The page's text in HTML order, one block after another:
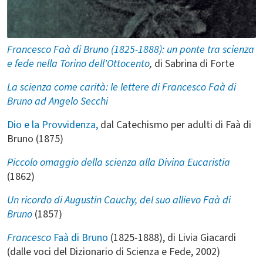
Francesco Faà di Bruno (1825-1888): un ponte tra scienza
e fede nella Torino dell'Ottocento, di Sabrina di Forte
La scienza come carità: le lettere di Francesco Faà di
Bruno ad Angelo Secchi
Dio e la Provvidenza, dal Catechismo per adulti di Faà di
Bruno (1875)
Piccolo omaggio della scienza alla Divina Eucaristia
(1862)
Un ricordo di Augustin Cauchy, del suo allievo Faà di
Bruno (1857)
Francesco Faà di Bruno (1825-1888), di Livia Giacardi
(dalle voci del Dizionario di Scienza e Fede, 2002)